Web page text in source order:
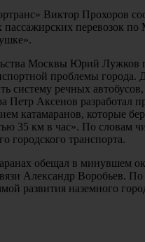
Виктор Прохоров
перевозок по
Москвы Юрий Лужков
проблемы города.
систему речных
Петр Аксенов разработал
катамаранов, которые
35 км в час». По словам
городского транспорта.
обещал в минувшем
Александр Воробьев. По
развития наземного